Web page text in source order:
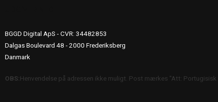
BGGD Digital ApS - CVR: 34482853
Dalgas Boulevard 48 - 2000 Frederiksberg
Danmark
OBS:Henvendelse på adressen ikke muligt. Post mærkes "Att: